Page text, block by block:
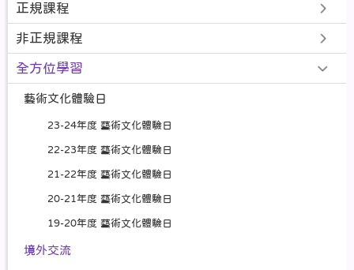
正規課程
非正規課程
全方位學習
藝術文化體驗日
23-24年度 藝術文化體驗日
22-23年度 藝術文化體驗日
21-22年度 藝術文化體驗日
20-21年度 藝術文化體驗日
19-20年度 藝術文化體驗日
境外交流